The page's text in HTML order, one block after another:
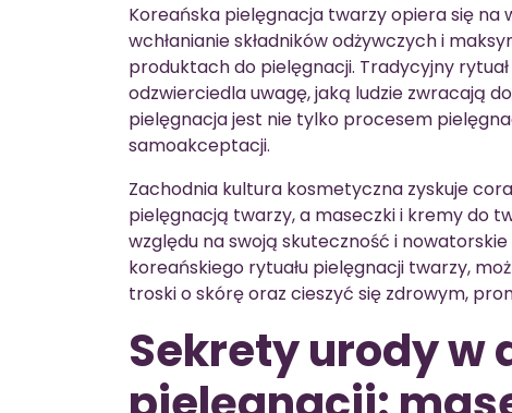
Koreańska pielęgnacja twarzy opiera się
wchłanianie składników odżywczych i
produktach do pielęgnacji. Tradycyjny
odzwierciedla uwagę, jaką ludzie zwracają
pielęgnacja jest nie tylko procesem
samoakceptacji.
Zachodnia kultura kosmetyczna zyskuje
pielęgnacją twarzy, a maseczki i kremy do
względu na swoją skuteczność i
koreańskiego rytuału pielęgnacji twarzy,
troski o skórę oraz cieszyć się zdrowym,
Sekrety urody w